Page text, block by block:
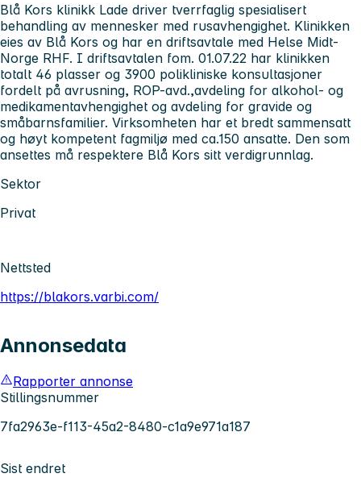
Blå Kors klinikk Lade driver tverrfaglig spesialisert
behandling av mennesker med rusavhengighet. Klinikken
eies av Blå Kors og har en driftsavtale med Helse Midt-
Norge RHF. I driftsavtalen fom. 01.07.22 har klinikken
totalt 46 plasser og 3900 polikliniske konsultasjoner
fordelt på avrusning, ROP-avd.,avdeling for alkohol- og
medikamentavhengighet og avdeling for gravide og
småbarnsfamilier. Virksomheten har et bredt sammensatt
og høyt kompetent fagmiljø med ca.150 ansatte. Den som
ansettes må respektere Blå Kors sitt verdigrunnlag.
Sektor
Privat
Nettsted
https://blakors.varbi.com/
Annonsedata
Rapporter annonse
Stillingsnummer
7fa2963e-f113-45a2-8480-c1a9e971a187
Sist endret